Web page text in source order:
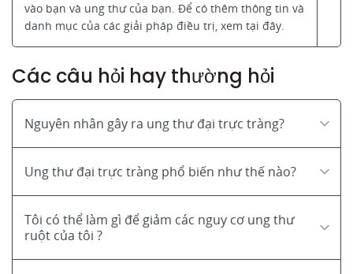
vào bạn và ung thư của bạn. Để có thêm thông tin và
danh mục của các giải pháp điều trị, xem tại đây.
Các câu hỏi hay thường hỏi
Nguyên nhân gây ra ung thư đại trực tràng?
Ung thư đại trực tràng phổ biến như thế nào?
Tôi có thể làm gì để giảm các nguy cơ ung thư
ruột của tôi ?